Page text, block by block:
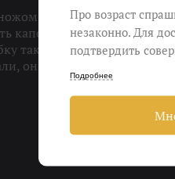
сомелье», а можете
капсулы, а можете
так, будто не вино
он со своей работой
Про возраст
незаконно. Для
подтвердить
Подробнее